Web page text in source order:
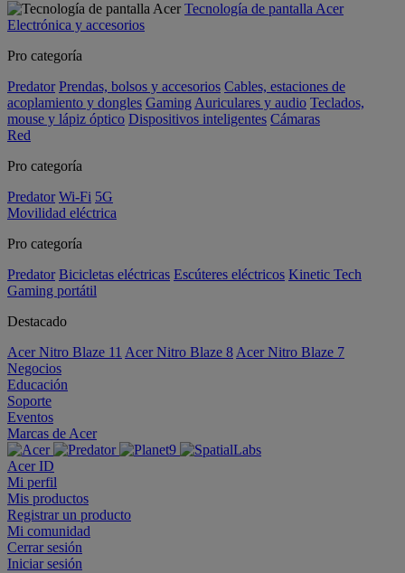
Tecnología de pantalla Acer
Electrónica y accesorios
Pro categoría
Predator Prendas, bolsos y accesorios Cables, estaciones de
acoplamiento y dongles Gaming Auriculares y audio Teclados,
mouse y lápiz óptico Dispositivos inteligentes Cámaras
Red
Pro categoría
Predator Wi-Fi 5G
Movilidad eléctrica
Pro categoría
Predator Bicicletas eléctricas Escúteres eléctricos Kinetic Tech
Gaming portátil
Destacado
Acer Nitro Blaze 11 Acer Nitro Blaze 8 Acer Nitro Blaze 7
Negocios
Educación
Soporte
Eventos
Marcas de Acer
Acer ID
Mi perfil
Mis productos
Registrar un producto
Mi comunidad
Cerrar sesión
Iniciar sesión